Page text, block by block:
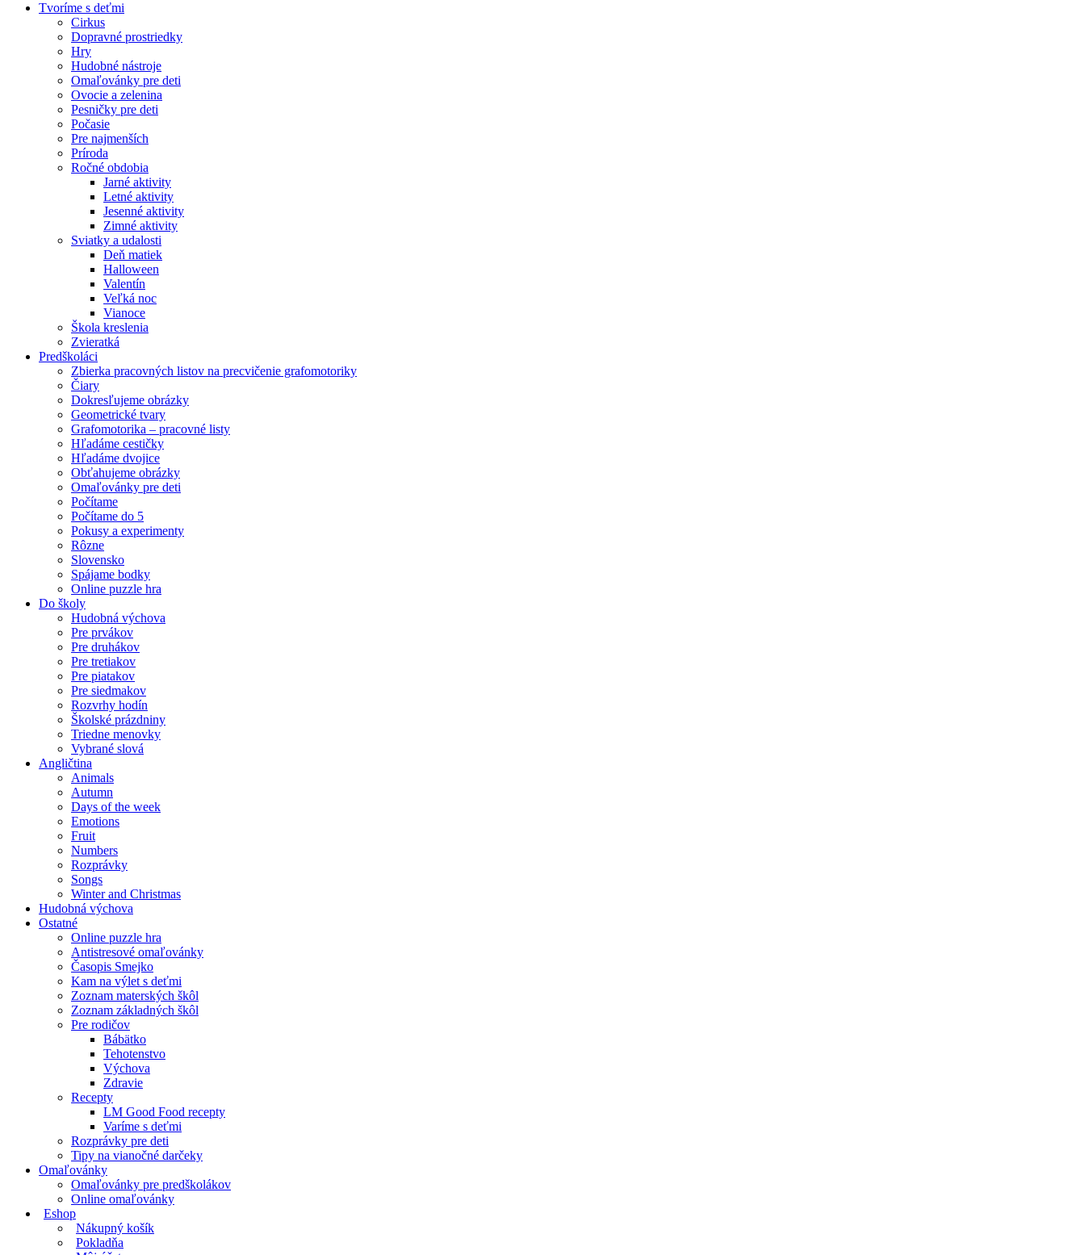
Tvoríme s deťmi
Cirkus
Dopravné prostriedky
Hry
Hudobné nástroje
Omaľovánky pre deti
Ovocie a zelenina
Pesničky pre deti
Počasie
Pre najmenších
Príroda
Ročné obdobia
Jarné aktivity
Letné aktivity
Jesenné aktivity
Zimné aktivity
Sviatky a udalosti
Deň matiek
Halloween
Valentín
Veľká noc
Vianoce
Škola kreslenia
Zvieratká
Predškoláci
Zbierka pracovných listov na precvičenie grafomotoriky
Čiary
Dokresľujeme obrázky
Geometrické tvary
Grafomotorika – pracovné listy
Hľadáme cestičky
Hľadáme dvojice
Obťahujeme obrázky
Omaľovánky pre deti
Počítame
Počítame do 5
Pokusy a experimenty
Rôzne
Slovensko
Spájame bodky
Online puzzle hra
Do školy
Hudobná výchova
Pre prvákov
Pre druhákov
Pre tretiakov
Pre piatakov
Pre siedmakov
Rozvrhy hodín
Školské prázdniny
Triedne menovky
Vybrané slová
Angličtina
Animals
Autumn
Days of the week
Emotions
Fruit
Numbers
Rozprávky
Songs
Winter and Christmas
Hudobná výchova
Ostatné
Online puzzle hra
Antistresové omaľovánky
Časopis Smejko
Kam na výlet s deťmi
Zoznam materských škôl
Zoznam základných škôl
Pre rodičov
Bábätko
Tehotenstvo
Výchova
Zdravie
Recepty
LM Good Food recepty
Varíme s deťmi
Rozprávky pre deti
Tipy na vianočné darčeky
Omaľovánky
Omaľovánky pre predškolákov
Online omaľovánky
Eshop
Nákupný košík
Pokladňa